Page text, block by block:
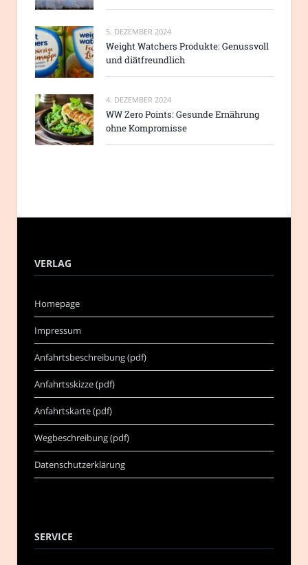
5. DEZEMBER 2024
Weight Watchers Produkte: Genussvoll
und diätfreundlich
4. DEZEMBER 2024
WW Zero Points: Gesunde Ernährung
ohne Kompromisse
VERLAG
Homepage
Impressum
Anfahrtsbeschreibung (pdf)
Anfahrtsskizze (pdf)
Anfahrtskarte (pdf)
Wegbeschreibung (pdf)
Datenschutzerklärung
SERVICE